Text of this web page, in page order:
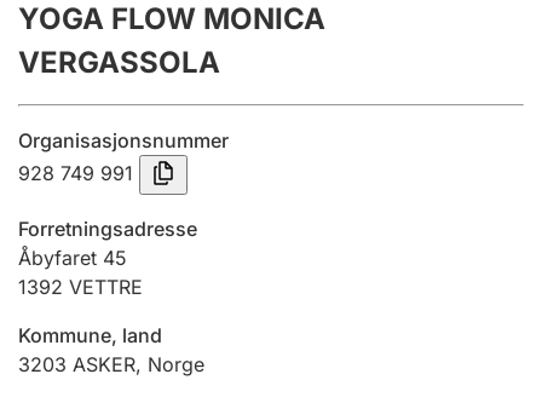
Årsregnskap
Innsending og forsinkelsesgebyr
Tinglysing
Jeger
Betaling og jegeravgiftskort
Ektepaktveileder
YOGA FLOW MONICA
VERGASSOLA
Organisasjonsnummer
928 749 991
Forretningsadresse
Åbyfaret 45
1392 VETTRE
Kommune, land
3203 ASKER, Norge